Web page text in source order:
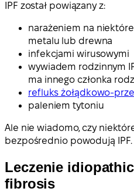
IPF został powiązany z:
narażeniem na
metalu lub drewna
infekcjami wirusowymi
wywiadem rodzinnym
ma innego członka
refluks żołądkowo-
paleniem tytoniu
Ale nie wiadomo, czy
bezpośrednio powodują IPF.
Leczenie
fibrosis